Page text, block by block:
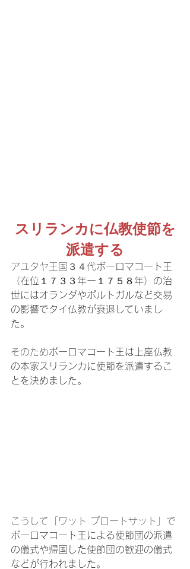
スリランカに仏教使節を
派遣する
アユタヤ王国３４代ボーロマコート王
（在位１７３３年ー１７５８年）の治
世にはオランダやポルトガルなど交易
の影響でタイ仏教が衰退していまし
た。
そのためボーロマコート王は上座仏教
の本家スリランカに使節を派遣するこ
とを決めました。
こうして「ワット プロートサット」で
ボーロマコート王による使節団の派遣
の儀式や帰国した使節団の歓迎の儀式
などが行われました。